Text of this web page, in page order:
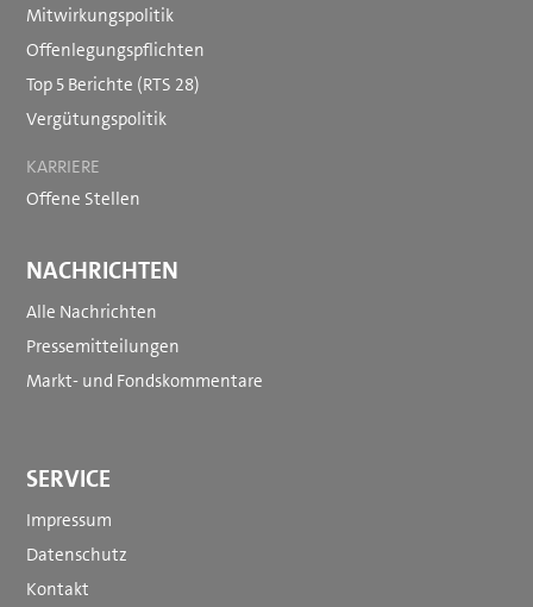
Mitwirkungspolitik
Offenlegungspflichten
Top 5 Berichte (RTS 28)
Vergütungspolitik
KARRIERE
Offene Stellen
NACHRICHTEN
Alle Nachrichten
Pressemitteilungen
Markt- und Fondskommentare
SERVICE
Impressum
Datenschutz
Kontakt